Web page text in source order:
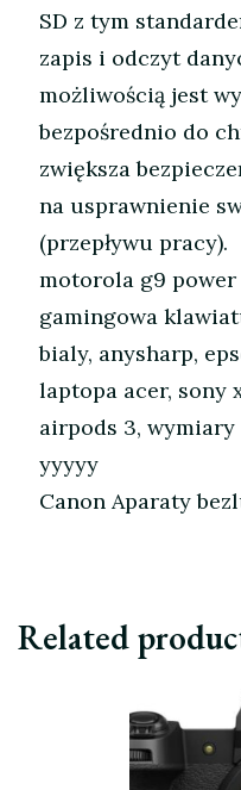
SD z tym
zapis i odczyt
możliwością jest
bezpośrednio do
zwiększa
na usprawnienie
(przepływu pracy).
motorola g9 power
gamingowa
bialy, anysharp,
laptopa acer, sony
airpods 3, wymiary
yyyyy
Canon Aparaty
Related